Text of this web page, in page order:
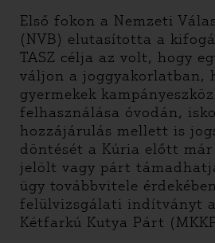
Első fokon a Nemzeti
(NVB) elutasította a
TASZ célja az volt, hogy
váljon a joggyakorlatban,
gyermekek
felhasználása óvodán,
hozzájárulás mellett is
döntését a Kúria előtt
jelölt vagy párt
ügy továbbvitele
felülvizsgálati indítványt
Kétfarkú Kutya Párt